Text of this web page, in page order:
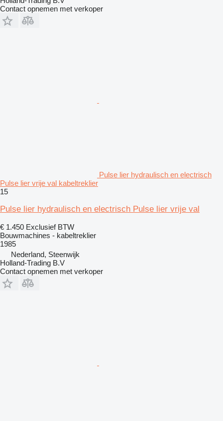
Contact opnemen met verkoper
Pulse lier hydraulisch en electrisch
Pulse lier vrije val kabeltreklier
15
Pulse lier hydraulisch en electrisch Pulse lier vrije val
€ 1.450 Exclusief BTW
Bouwmachines - kabeltreklier
1985
Nederland, Steenwijk
Holland-Trading B.V
Contact opnemen met verkoper